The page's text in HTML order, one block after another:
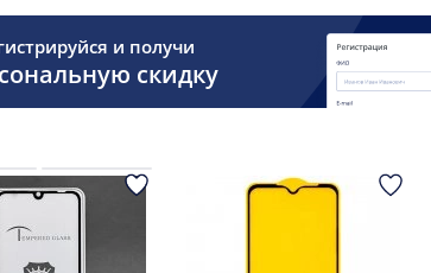
и получи
скидку